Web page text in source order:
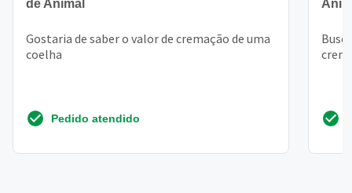
de Animal
Gostaria de saber o valor de cremação de uma
coelha
Pedido atendido